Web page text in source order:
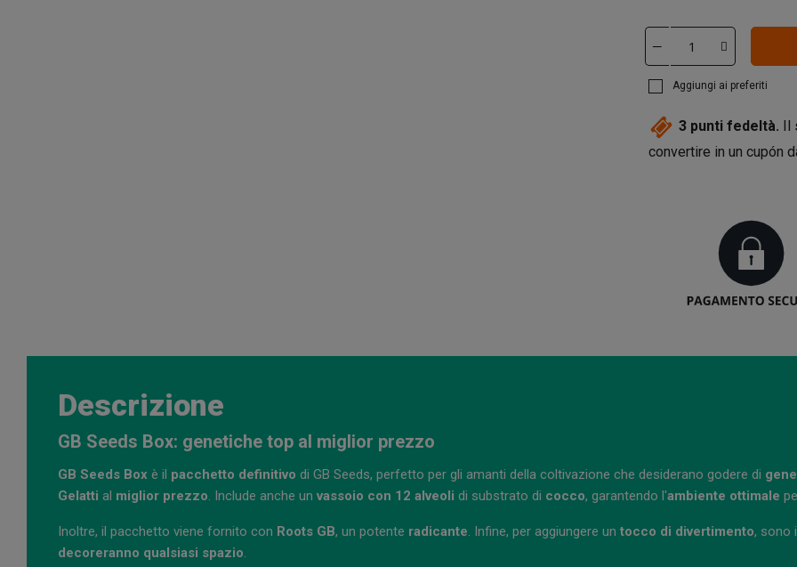
Aggiungi ai preferiti
3 punti fedeltà.
convertire in un cupón
Descrizione
GB Seeds Box: genetiche top al miglior prezzo
GB Seeds Box è il pacchetto definitivo di GB Seeds, perfetto per gli amanti della coltivazione che desiderano godere di
Gelatti al miglior prezzo. Include anche un vassoio con 12 alveoli di substrato di cocco, garantendo l'ambiente ottimale
Inoltre, il pacchetto viene fornito con Roots GB, un potente radicante. Infine, per aggiungere un tocco di divertimento, sono
decoreranno qualsiasi spazio.